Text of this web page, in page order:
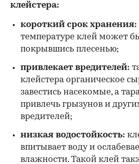
клейстера:
короткий срок хранения:
температуре клей может
покрывшись плесенью;
привлекает вредителей:
клейстера органическое
завестись насекомые, а
привлечь грызунов и
вредителей;
низкая водостойкость:
впитывает воду и
влажности. Такой клей